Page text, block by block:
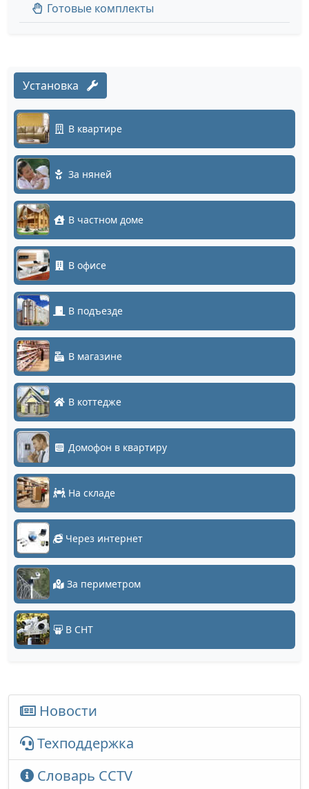
Готовые комплекты
Установка
В квартире
За няней
В частном доме
В офисе
В подъезде
В магазине
В коттедже
Домофон в квартиру
На складе
Через интернет
За периметром
В СНТ
Новости
Техподдержка
Словарь CCTV